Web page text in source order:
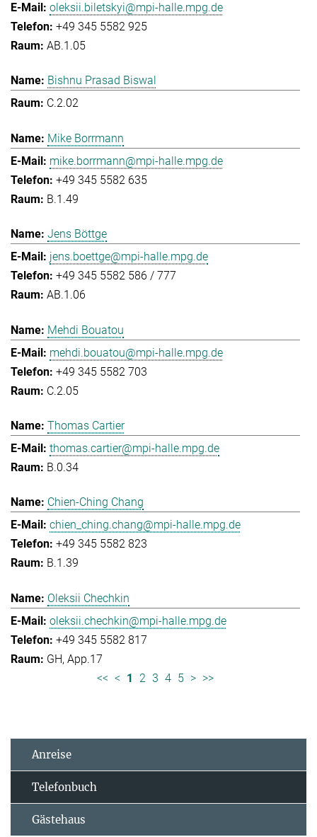
oleksii.biletskyi@mpi-halle.mpg.de
+49 345 5582 925
AB.1.05
Bishnu Prasad Biswal
C.2.02
Mike Borrmann
mike.borrmann@mpi-halle.mpg.de
+49 345 5582 635
B.1.49
Jens Böttge
jens.boettge@mpi-halle.mpg.de
+49 345 5582 586 / 777
AB.1.06
Mehdi Bouatou
mehdi.bouatou@mpi-halle.mpg.de
+49 345 5582 703
C.2.05
Thomas Cartier
thomas.cartier@mpi-halle.mpg.de
B.0.34
Chien-Ching Chang
chien_ching.chang@mpi-halle.mpg.de
+49 345 5582 823
B.1.39
Oleksii Chechkin
oleksii.chechkin@mpi-halle.mpg.de
+49 345 5582 817
GH, App.17
<< < 1 2 3 4 5 > >>
Anreise
Telefonbuch
Gästehaus